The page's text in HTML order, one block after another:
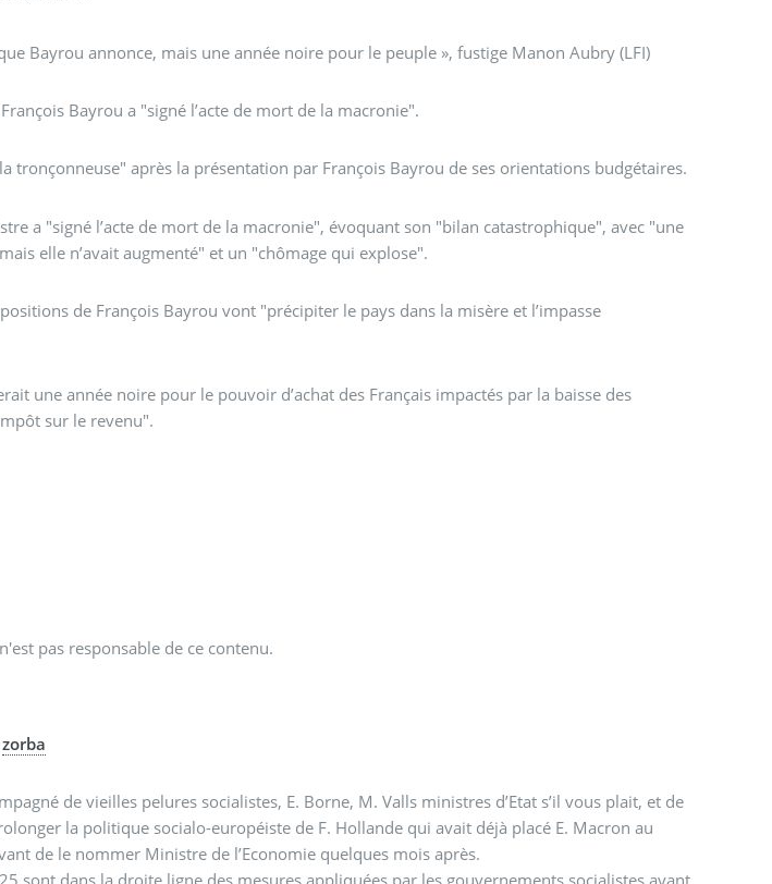
que Bayrou annonce, mais une année noire pour le peuple », fustige Manon Aubry (LFI)
Bayrou a "signé l’acte de mort de la macronie".
tronçonneuse" après la présentation par François Bayrou de ses orientations budgétaires.
a "signé l’acte de mort de la macronie", évoquant son "bilan catastrophique", avec "une
elle n’avait augmenté" et un "chômage qui explose".
de François Bayrou vont "précipiter le pays dans la misère et l’impasse
une année noire pour le pouvoir d’achat des Français impactés par la baisse des
sur le revenu".
pas responsable de ce contenu.
zorba
de vieilles pelures socialistes, E. Borne, M. Valls ministres d’Etat s’il vous plait, et de
la politique socialo-européiste de F. Hollande qui avait déjà placé E. Macron au
de le nommer Ministre de l’Economie quelques mois après.